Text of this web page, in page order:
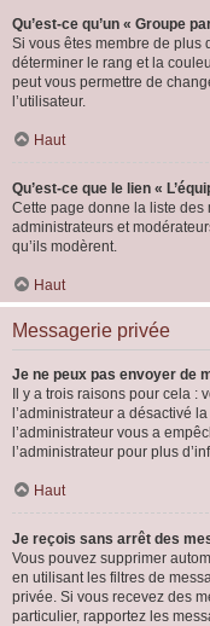
Qu’est-ce qu’un « Groupe
Si vous êtes membre de plus
déterminer le rang et la
peut vous permettre de
l’utilisateur.
Haut
Qu’est-ce que le lien «
Cette page donne la liste des
administrateurs et
qu’ils modèrent.
Haut
Messagerie privée
Je ne peux pas envoyer de
Il y a trois raisons pour cela :
l’administrateur a désactivé
l’administrateur vous a
l’administrateur pour plus
Haut
Je reçois sans arrêt des
Vous pouvez supprimer
en utilisant les filtres de
privée. Si vous recevez des
particulier, rapportez les